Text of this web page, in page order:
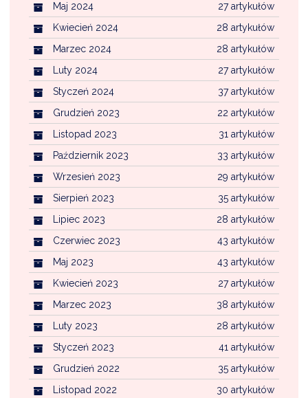
27 artykułów
Maj 2024
28 artykułów
Kwiecień 2024
28 artykułów
Marzec 2024
27 artykułów
Luty 2024
37 artykułów
Styczeń 2024
22 artykułów
Grudzień 2023
31 artykułów
Listopad 2023
33 artykułów
Październik 2023
29 artykułów
Wrzesień 2023
35 artykułów
Sierpień 2023
28 artykułów
Lipiec 2023
43 artykułów
Czerwiec 2023
43 artykułów
Maj 2023
27 artykułów
Kwiecień 2023
38 artykułów
Marzec 2023
28 artykułów
Luty 2023
41 artykułów
Styczeń 2023
35 artykułów
Grudzień 2022
30 artykułów
Listopad 2022